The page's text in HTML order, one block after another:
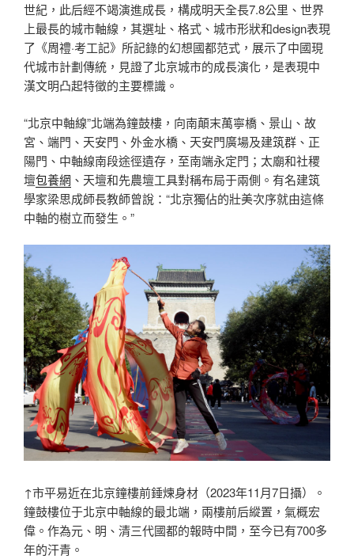
世紀，此后經不竭演進成長，構成明天全長7.8公里、世界
上最長的城市軸線，其選址、格式、城市形狀和design表現
了《周禮·考工記》所記錄的幻想國都范式，展示了中國現
代城市計劃傳統，見證了北京城市的成長演化，是表現中
漢文明凸起特徵的主要標識。
“北京中軸線”北端為鐘鼓樓，向南顛末萬寧橋、景山、故
宮、端門、天安門、外金水橋、天安門廣場及建筑群、正
陽門、中軸線南段途徑遺存，至南端永定門；太廟和社稷
壇包養網 、天壇和先農壇工具對稱布局于兩側。有名建筑
學家梁思成師長教師曾說：“北京獨佔的壯美次序就由這條
中軸的樹立而發生。”
↑市平易近在北京鐘樓前錘煉身材（2023年11月7日攝）。
鐘鼓樓位于北京中軸線的最北端，兩樓前后縱置，氣概宏
偉。作為元、明、清三代國都的報時中間，至今已有700多
年的汗青。